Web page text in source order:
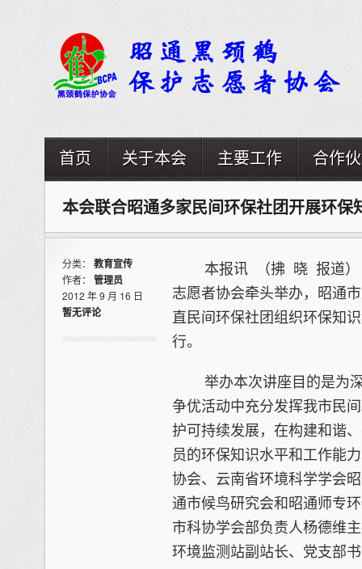
首页 关于本会 主要工作 合作
本会联合昭通多家民间环保社团开展环保
分类： 教育宣传
作者： 管理员
2012 年 9 月 16 日
暂无评论
本报讯 （拂 晓 报道）
志愿者协会牵头举办，昭通
直民间环保社团组织环保知
行。
举办本次讲座目的是为深
争优活动中充分发挥我市民
护可持续发展，在构建和谐
员的环保知识水平和工作能
协会、云南省环境科学学会
通市候鸟研究会和昭通师专
市科协学会部负责人杨德维
环境监测站副站长、党支部